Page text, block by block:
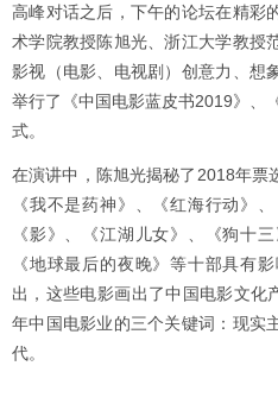
高峰对话之后，下午的论坛在精彩
术学院教授陈旭光、浙江大学教授
影视（电影、电视剧）创意力、想
举行了《中国电影蓝皮书2019》、
式。
在演讲中，陈旭光揭秘了2018年票
《我不是药神》、《红海行动》
《影》、《江湖儿女》、《狗十
《地球最后的夜晚》等十部具有
出，这些电影画出了中国电影文化
年中国电影业的三个关键词：现实
代。